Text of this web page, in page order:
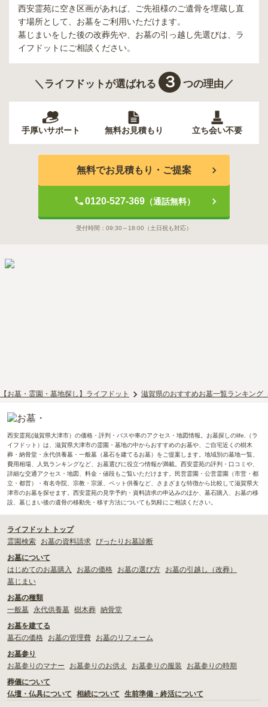
西安霊苑に空き区画があれば、ご先祖様のご遺骨を埋蔵し直
す場所として、お墓をご利用いただけます。
墓じまいをした後の改葬先や、お墓の引っ越し先選びは、ラ
イフドットにご相談ください。
＼ライフドットが選ばれる ３ つの理由／
手厚いサポート 無料お見積もり 立ち会い不要
無料でお見積もり・ご提案
0120-527-369（通話無料）
受付時間： 09:30～18:00 （土日祝も対応）
【お墓・霊園・墓地探し】ライフドット 滋賀県のおすすめお墓一覧ランキング
西安霊苑(滋賀県大津市）の価格・評判・バスや車のアクセス・地図情報。お墓探しのlife.（ラ
イフドット）は、滋賀県大津市の霊園・墓地の中からおすすめのお墓や、ご自宅近くの樹木
葬・納骨堂・永代供養墓・一般墓（墓石を建てるお墓）をご提案します。地域別の墓地一覧、
費用相場、人気ランキングなど、お墓選びに役立つ情報が満載。西安霊苑の評判・口コミや、
詳細な交通アクセス・地図、料金・値段もご覧いただけます。民営霊園・公営霊園（市営・都
立・都営）・有名寺院、宗教・宗派、ペット供養など、さまざまな特徴から比較して滋賀県大
津市のお墓を探せます。西安霊苑の見学予約・資料請求の申込みのほか、墓石購入、お墓の移
設、墓じまい後の遺骨の移動先・移す方法についても気軽にご相談ください。
ライフドット トップ
霊園検索
お墓の資料請求 ぴったりお墓診断
お墓について
はじめてのお墓購入
お墓の価格 お墓の選び方
お墓の引越し（改葬）
墓じまい
お墓の種類
一般墓
永代供養墓 樹木葬 納骨堂
お墓を建てる
墓石の価格
お墓の管理費
お墓のリフォーム
お墓参り
お墓参りのマナー
お墓参りのお供え お墓参りの服装
お墓参りの時期
葬儀について
仏壇・仏具について
相続について 生前準備・終活について